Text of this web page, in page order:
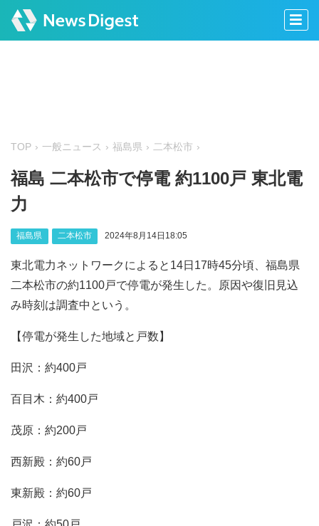
TOP 一般ニュース 福島県 二本松市
福島 二本松市で停電 約1100戸 東北電
力
福島県 二本松市 2024年8月14日18:05
東北電力ネットワークによると14日17時45分頃、福島県
二本松市の約1100戸で停電が発生した。原因や復旧見込
み時刻は調査中という。
【停電が発生した地域と戸数】
田沢：約400戸
百目木：約400戸
茂原：約200戸
西新殿：約60戸
東新殿：約60戸